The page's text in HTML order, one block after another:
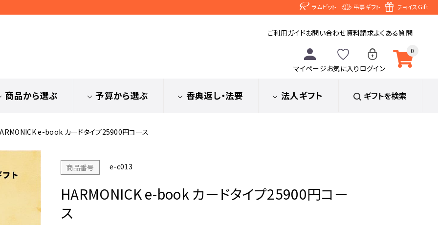
ラムビット 弔事ギフト チョイスGift
0
ご利用ガイドお問い合わせ資料請求よくある質問
マイページお気に入り ログイン
商品から選ぶ 予算から選ぶ 香典返し・法要 法人ギフト ギフトを検索
e-book カードタイプ25900円コース
商品番号 e-c013
HARMONICK e-book カードタイプ25900円コー
ス